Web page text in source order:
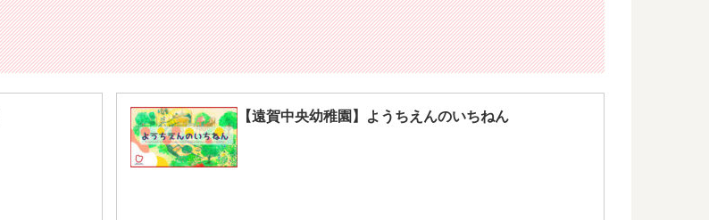
【遠賀中央幼稚園】ようちえんのいちねん